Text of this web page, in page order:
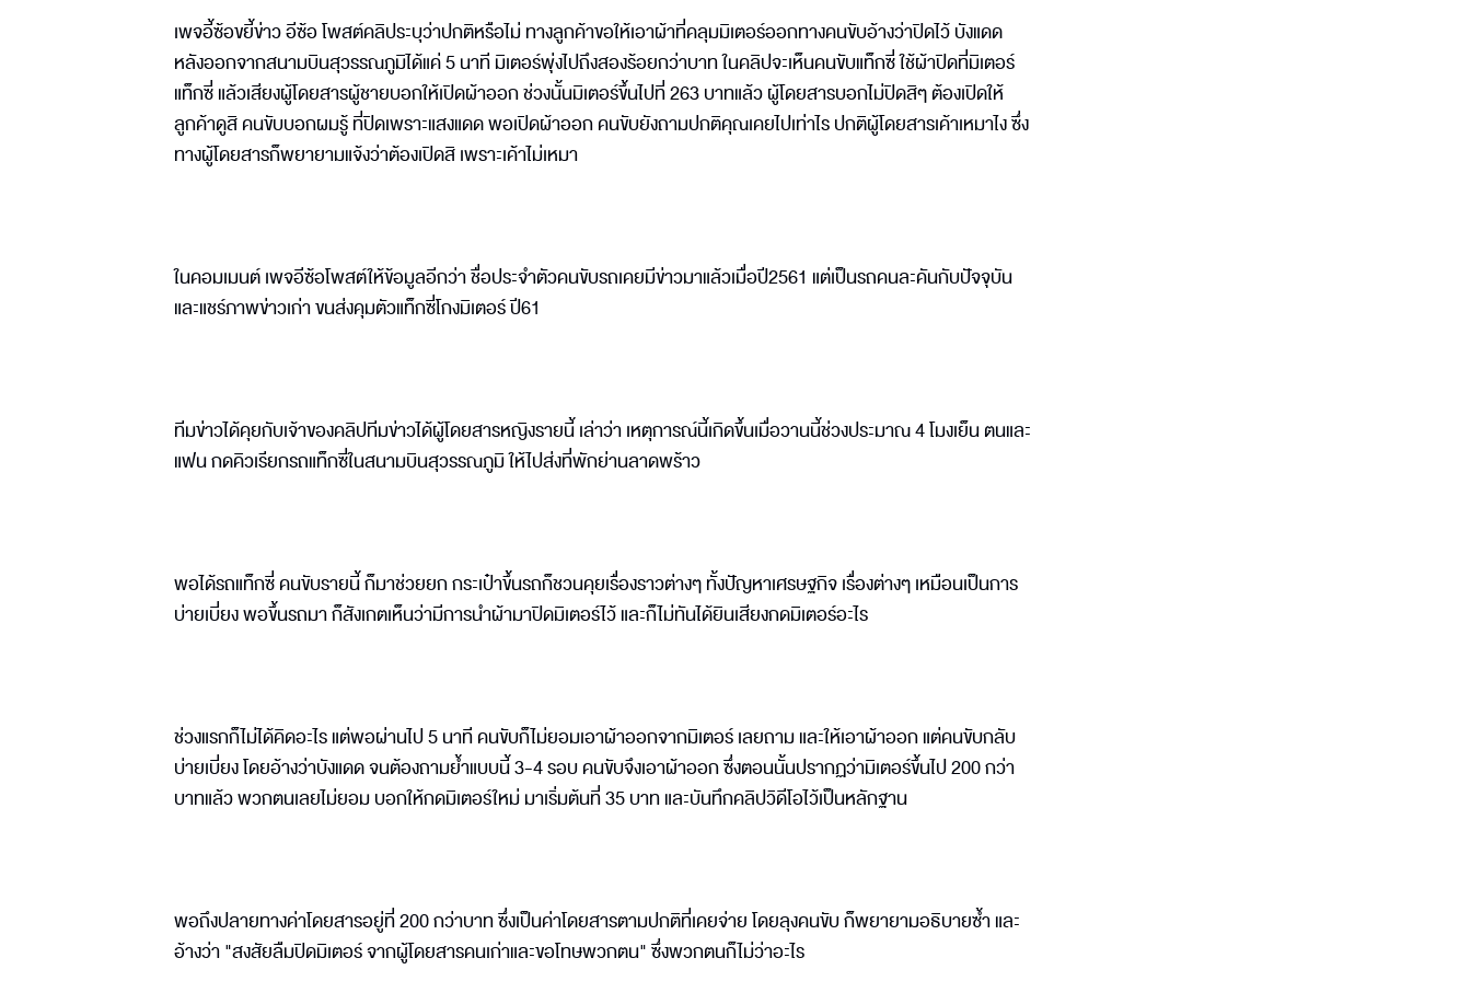
เพจอี้ซ้อขยี้ข่าว อีซ้อ โพสต์คลิประบุว่าปกติหรือไม่ ทางลูกค้าขอให้เอาผ้าที่คลุมมิเตอร์ออกทางคนขับอ้างว่าปิดไว้ บังแดด
หลังออกจากสนามบินสุวรรณภูมิได้แค่ 5 นาที มิเตอร์พุ่งไปถึงสองร้อยกว่าบาท ในคลิปจะเห็นคนขับแท็กซี่ ใช้ผ้าปิดที่มิเตอร์
แท็กซี่ แล้วเสียงผู้โดยสารผู้ชายบอกให้เปิดผ้าออก ช่วงนั้นมิเตอร์ขึ้นไปที่ 263 บาทแล้ว ผู้โดยสารบอกไม่ปิดสิๆ ต้องเปิดให้
ลูกค้าดูสิ คนขับบอกผมรู้ ที่ปิดเพราะแสงแดด พอเปิดผ้าออก คนขับยังถามปกติคุณเคยไปเท่าไร ปกติผู้โดยสารเค้าเหมาไง ซึ่ง
ทางผู้โดยสารก็พยายามแจ้งว่าต้องเปิดสิ เพราะเค้าไม่เหมา
ในคอมเมนต์ เพจอีซ้อโพสต์ให้ข้อมูลอีกว่า ชื่อประจำตัวคนขับรถเคยมีข่าวมาแล้วเมื่อปี2561 แต่เป็นรถคนละคันกับปัจจุบัน
และแชร์ภาพข่าวเก่า ขนส่งคุมตัวแท็กซี่โกงมิเตอร์ ปี61
ทีมข่าวได้คุยกับเจ้าของคลิปทีมข่าวได้ผู้โดยสารหญิงรายนี้ เล่าว่า เหตุการณ์นี้เกิดขึ้นเมื่อวานนี้ช่วงประมาณ 4 โมงเย็น ตนและ
แฟน กดคิวเรียกรถแท็กซี่ในสนามบินสุวรรณภูมิ ให้ไปส่งที่พักย่านลาดพร้าว
พอได้รถแท็กซี่ คนขับรายนี้ ก็มาช่วยยก กระเป๋าขึ้นรถก็ชวนคุยเรื่องราวต่างๆ ทั้งปัญหาเศรษฐกิจ เรื่องต่างๆ เหมือนเป็นการ
บ่ายเบี่ยง พอขึ้นรถมา ก็สังเกตเห็นว่ามีการนำผ้ามาปิดมิเตอร์ไว้ และก็ไม่ทันได้ยินเสียงกดมิเตอร์อะไร
ช่วงแรกก็ไม่ได้คิดอะไร แต่พอผ่านไป 5 นาที คนขับก็ไม่ยอมเอาผ้าออกจากมิเตอร์ เลยถาม และให้เอาผ้าออก แต่คนขับกลับ
บ่ายเบี่ยง โดยอ้างว่าบังแดด จนต้องถามย้ำแบบนี้ 3-4 รอบ คนขับจึงเอาผ้าออก ซึ่งตอนนั้นปรากฏว่ามิเตอร์ขึ้นไป 200 กว่า
บาทแล้ว พวกตนเลยไม่ยอม บอกให้กดมิเตอร์ใหม่ มาเริ่มต้นที่ 35 บาท และบันทึกคลิปวิดีโอไว้เป็นหลักฐาน
พอถึงปลายทางค่าโดยสารอยู่ที่ 200 กว่าบาท ซึ่งเป็นค่าโดยสารตามปกติที่เคยจ่าย โดยลุงคนขับ ก็พยายามอธิบายซ้ำ และ
อ้างว่า "สงสัยลืมปิดมิเตอร์ จากผู้โดยสารคนเก่าและขอโทษพวกตน" ซึ่งพวกตนก็ไม่ว่าอะไร